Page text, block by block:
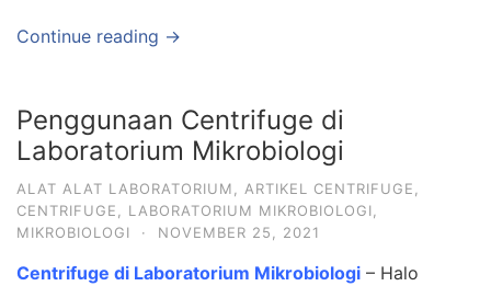
Continue reading →
Penggunaan Centrifuge di
Laboratorium Mikrobiologi
ALAT ALAT LABORATORIUM ARTIKEL CENTRIFUGE
CENTRIFUGE
LABORATORIUM MIKROBIOLOGI
MIKROBIOLOGI
· NOVEMBER 25, 2021
Centrifuge di Laboratorium Mikrobiologi – Halo